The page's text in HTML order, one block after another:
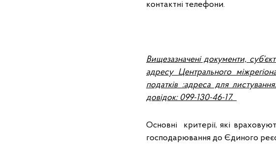
контактні телефони.
Вищезазначені документи,
адресу Центрального
податків :адреса для
довідок: 099-130-46-17.
Основні критерії, які
господарювання до Єдиного